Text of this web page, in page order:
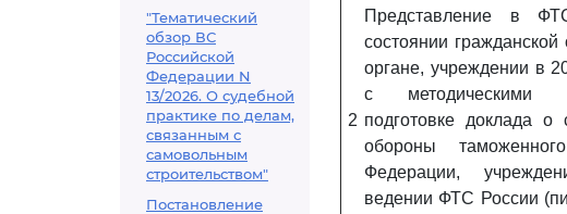
"Тематический
обзор ВС
Российской
Федерации N
13/2026. О судебной
практике по делам,
связанным с
самовольным
строительством"
Постановление
2
Представление в
состоянии
органе, учреждении в
с методическими
подготовке доклада о
обороны
Федерации,
ведении ФТС России